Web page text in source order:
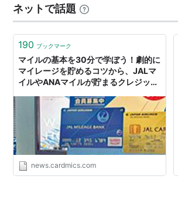
ネットで話題
190 ブックマーク
マイルの基本を30分で学ぼう！劇的に
マイレージを貯めるコツから、JALマ
イルやANAマイルが貯まるクレジット
カードの読みもの
news.cardmics.com